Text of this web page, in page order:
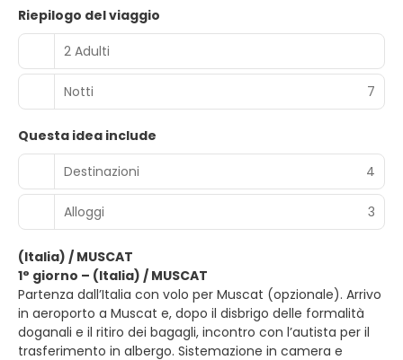
Riepilogo del viaggio
2 Adulti
Notti 7
Questa idea include
Destinazioni
4
Alloggi 3
(Italia) / MUSCAT
1° giorno – (Italia) / MUSCAT
Partenza dall’Italia con volo per Muscat (opzionale). Arrivo
in aeroporto a Muscat e, dopo il disbrigo delle formalità
doganali e il ritiro dei bagagli, incontro con l’autista per il
trasferimento in albergo. Sistemazione in camera e